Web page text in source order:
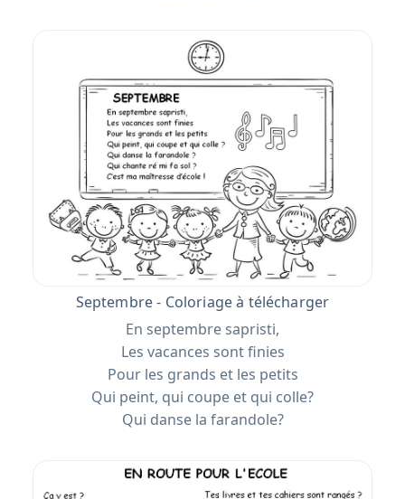
Septembre - Coloriage à télécharger
En septembre sapristi,
Les vacances sont finies
Pour les grands et les petits
Qui peint, qui coupe et qui colle?
Qui danse la farandole?